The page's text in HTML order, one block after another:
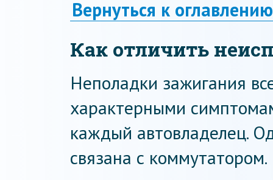
Вернуться к оглавлению
Как отличить
Неполадки зажигания
характерными
каждый автовладелец.
связана с коммутатором.